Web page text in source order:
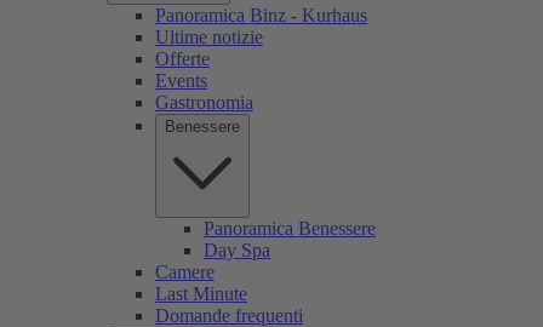
Panoramica Binz - Kurhaus
Ultime notizie
Offerte
Events
Gastronomia
Benessere
Panoramica Benessere
Day Spa
Camere
Last Minute
Domande frequenti